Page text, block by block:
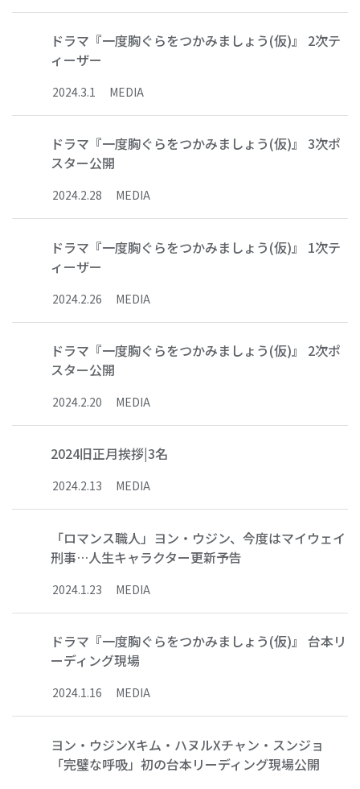
ドラマ『一度胸ぐらをつかみましょう(仮)』 2次テ
ィーザー
2024.3.1 MEDIA
ドラマ『一度胸ぐらをつかみましょう(仮)』 3次ポ
スター公開
2024.2.28 MEDIA
ドラマ『一度胸ぐらをつかみましょう(仮)』 1次テ
ィーザー
2024.2.26 MEDIA
ドラマ『一度胸ぐらをつかみましょう(仮)』 2次ポ
スター公開
2024.2.20 MEDIA
2024旧正月挨拶|3名
2024.2.13 MEDIA
「ロマンス職人」ヨン・ウジン、今度はマイウェイ
刑事…人生キャラクター更新予告
2024.1 .23 MEDIA
ドラマ『一度胸ぐらをつかみましょう(仮)』 台本リ
ーディング現場
2024.1.16 MEDIA
ヨン・ウジンXキム・ハヌルXチャン・スンジョ
「完璧な呼吸」初の台本リーディング現場公開